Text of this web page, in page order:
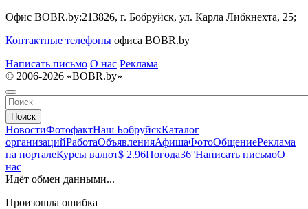
Офис BOBR.by:213826, г. Бобруйск, ул. Карла Либкнехта, 25;
Контактные телефоны офиса BOBR.by
Написать письмо О нас Реклама
© 2006-2026 «BOBR.by»
Поиск
НовостиФотофактНаш БобруйскКаталог
организацийРаботаОбъявленияАфишаФотоОбщениеРеклама
на порталеКурсы валют$ 2.96Погода36°Написать письмоО
нас
Идёт обмен данными...
Произошла ошибка